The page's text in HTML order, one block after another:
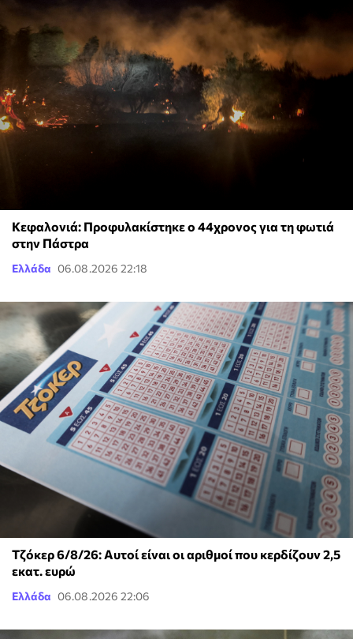
Κεφαλονιά: Προφυλακίστηκε ο 44χρονος για τη φωτιά
στην Πάστρα
Ελλάδα 06.08.2026 22:18
Τζόκερ 6/8/26: Αυτοί είναι οι αριθμοί που κερδίζουν 2,5
εκατ. ευρώ
Ελλάδα 06.08.2026 22:06